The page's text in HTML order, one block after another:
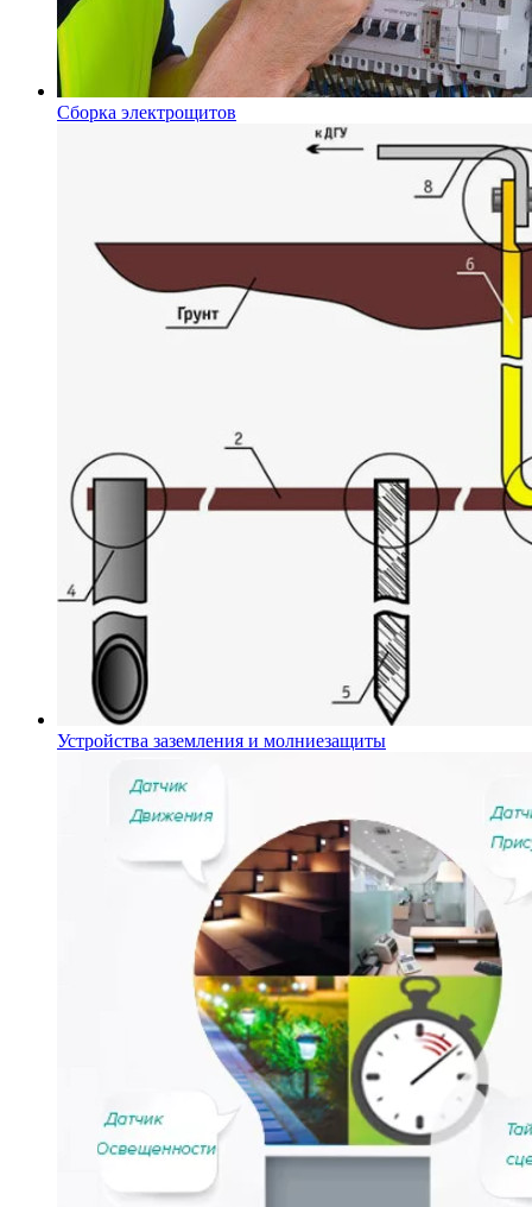
Сборка электрощитов
Устройства заземления и молниезащиты